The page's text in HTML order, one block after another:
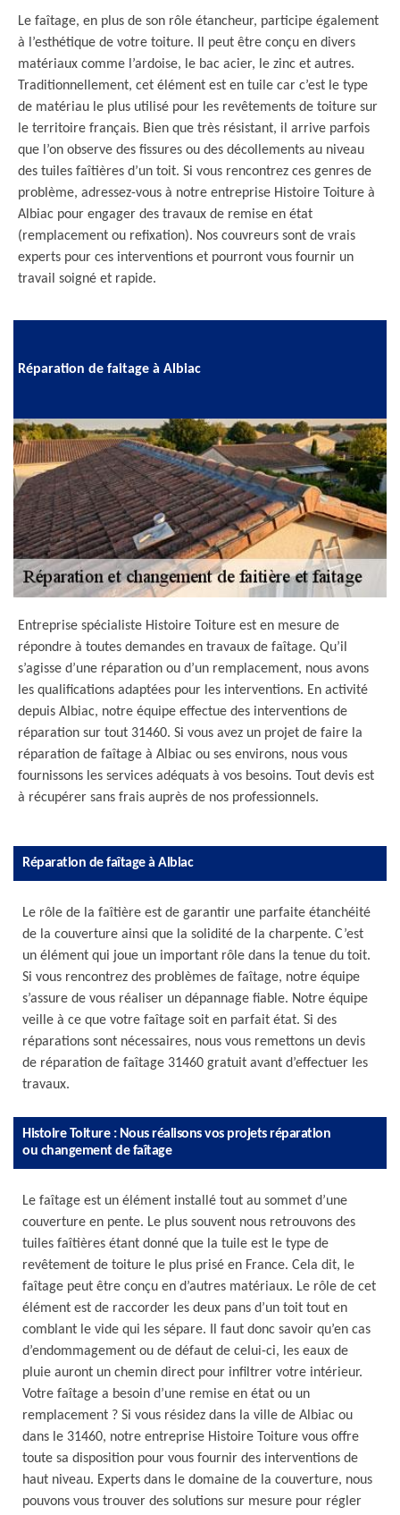
Le faîtage, en plus de son rôle étancheur, participe également
à l’esthétique de votre toiture. Il peut être conçu en divers
matériaux comme l’ardoise, le bac acier, le zinc et autres.
Traditionnellement, cet élément est en tuile car c’est le type
de matériau le plus utilisé pour les revêtements de toiture sur
le territoire français. Bien que très résistant, il arrive parfois
que l’on observe des fissures ou des décollements au niveau
des tuiles faîtières d’un toit. Si vous rencontrez ces genres de
problème, adressez-vous à notre entreprise Histoire Toiture à
Albiac pour engager des travaux de remise en état
(remplacement ou refixation). Nos couvreurs sont de vrais
experts pour ces interventions et pourront vous fournir un
travail soigné et rapide.
Réparation de faitage à Albiac
Entreprise spécialiste Histoire Toiture est en mesure de
répondre à toutes demandes en travaux de faîtage. Qu’il
s’agisse d’une réparation ou d’un remplacement, nous avons
les qualifications adaptées pour les interventions. En activité
depuis Albiac, notre équipe effectue des interventions de
réparation sur tout 31460. Si vous avez un projet de faire la
réparation de faîtage à Albiac ou ses environs, nous vous
fournissons les services adéquats à vos besoins. Tout devis est
à récupérer sans frais auprès de nos professionnels.
Réparation de faîtage à Albiac
Le rôle de la faîtière est de garantir une parfaite étanchéité
de la couverture ainsi que la solidité de la charpente. C’est
un élément qui joue un important rôle dans la tenue du toit.
Si vous rencontrez des problèmes de faîtage, notre équipe
s’assure de vous réaliser un dépannage fiable. Notre équipe
veille à ce que votre faîtage soit en parfait état. Si des
réparations sont nécessaires, nous vous remettons un devis
de réparation de faîtage 31460 gratuit avant d’effectuer les
travaux.
Histoire Toiture : Nous réalisons vos projets réparation
ou changement de faîtage
Le faîtage est un élément installé tout au sommet d’une
couverture en pente. Le plus souvent nous retrouvons des
tuiles faîtières étant donné que la tuile est le type de
revêtement de toiture le plus prisé en France. Cela dit, le
faîtage peut être conçu en d’autres matériaux. Le rôle de cet
élément est de raccorder les deux pans d’un toit tout en
comblant le vide qui les sépare. Il faut donc savoir qu’en cas
d’endommagement ou de défaut de celui-ci, les eaux de
pluie auront un chemin direct pour infiltrer votre intérieur.
Votre faîtage a besoin d’une remise en état ou un
remplacement ? Si vous résidez dans la ville de Albiac ou
dans le 31460, notre entreprise Histoire Toiture vous offre
toute sa disposition pour vous fournir des interventions de
haut niveau. Experts dans le domaine de la couverture, nous
pouvons vous trouver des solutions sur mesure pour régler